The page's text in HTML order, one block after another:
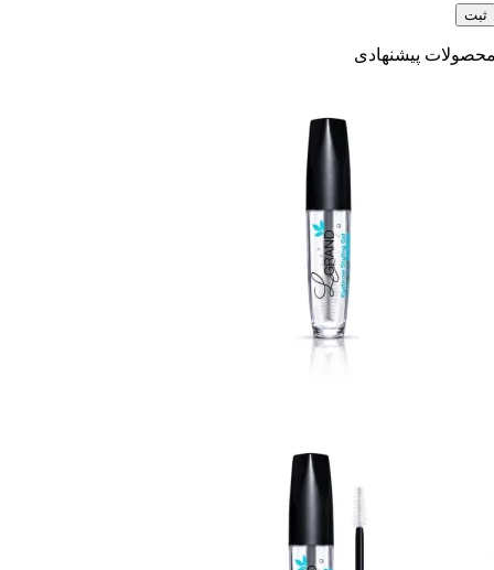
پیشنهادی